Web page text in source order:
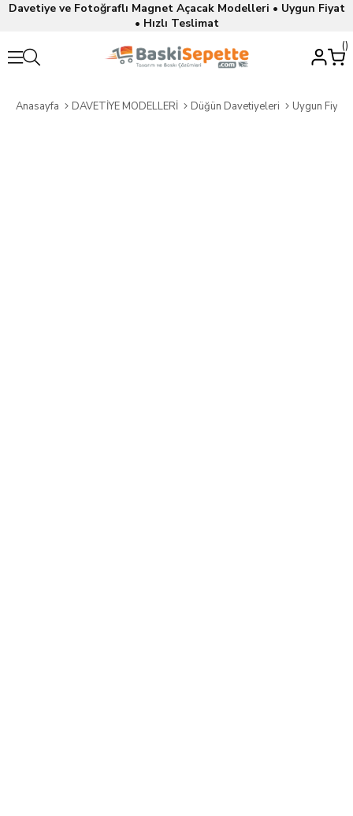
Davetiye ve Fotoğraflı Magnet Açacak Modelleri • Uygun Fiyat
• Hızlı Teslimat
Anasayfa DAVETİYE MODELLERİ Düğün Davetiyeleri Uygun